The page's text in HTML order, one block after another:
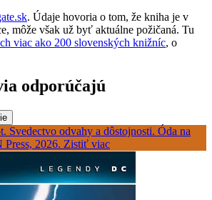
. Údaje hovoria o tom, že kniha je v
môže však už byť aktuálne požičaná. Tu
viac ako 200 slovenských knižníc, o
odporúčajú